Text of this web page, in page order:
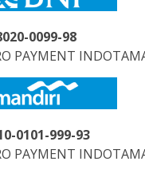
0099-98
PAYMENT
0101-999-93
PAYMENT